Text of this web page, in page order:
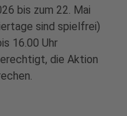
bis zum 22. Mai
sind spielfrei)
16.00 Uhr
die Aktion